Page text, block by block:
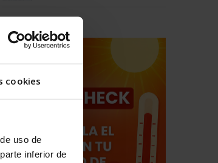
cookies
uso de
inferior de